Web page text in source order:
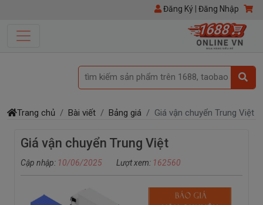
Đăng Ký| Đăng Nhập
tìm kiếm sản phẩm trên 1688, taobao
Trang chủ Bài viết Bảng giá Giá vận chuyển Trung Việt
Giá vận chuyển Trung Việt
Cập nhập: 10/06/2025 Lượt xem: 162560